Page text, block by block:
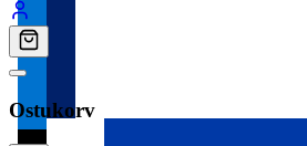
Ostukorv